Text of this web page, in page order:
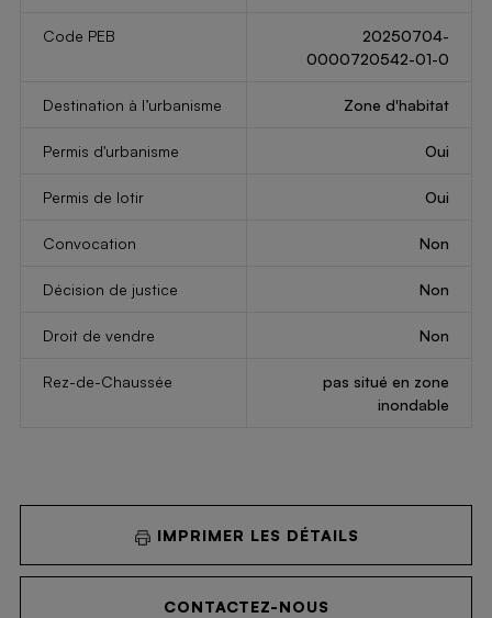
Code PEB
20250704-
0000720542-01-0
Destination à l’urbanisme Zone d'habitat
Permis d'urbanisme Oui
Permis de lotir Oui
Convocation Non
Décision de justice Non
Droit de vendre Non
Rez-de-Chaussée
pas situé en zone
inondable
IMPRIMER LES DÉTAILS
CONTACTEZ-NOUS